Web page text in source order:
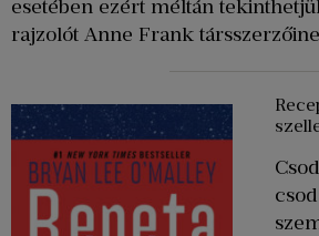
esetében ezért méltán
rajzolót Anne Frank